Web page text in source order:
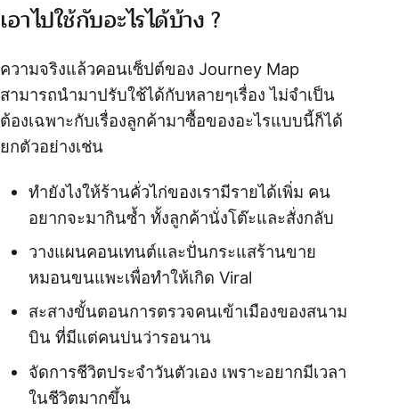
เอาไปใช้กับอะไรได้บ้าง ?
ความจริงแล้วคอนเซ็ปต์ของ Journey Map
สามารถนำมาปรับใช้ได้กับหลายๆเรื่อง ไม่จำเป็น
ต้องเฉพาะกับเรื่องลูกค้ามาซื้อของอะไรแบบนี้ก็ได้
ยกตัวอย่างเช่น
ทำยังไงให้ร้านคั่วไก่ของเรามีรายได้เพิ่ม คน
อยากจะมากินซ้ำ ทั้งลูกค้านั่งโต๊ะและสั่งกลับ
วางแผนคอนเทนต์และปั่นกระแสร้านขาย
หมอนขนแพะเพื่อทำให้เกิด Viral
สะสางขั้นตอนการตรวจคนเข้าเมืองของสนาม
บิน ที่มีแต่คนบ่นว่ารอนาน
จัดการชีวิตประจำวันตัวเอง เพราะอยากมีเวลา
ในชีวิตมากขึ้น